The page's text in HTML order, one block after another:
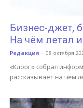
Бизнес-джет,
На чём летал и
Редакция - 08 октября
«Клооп» собрал
рассказывает на чём